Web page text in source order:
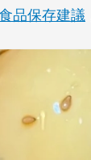
品保存建議